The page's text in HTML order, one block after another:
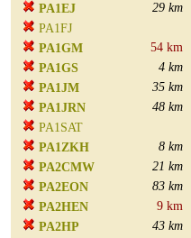
PA1EJ
29 km
PA1FJ
PA1GM
54 km
PA1GS
4 km
PA1JM
35 km
PA1JRN
48 km
PA1SAT
PA1ZKH
8 km
PA2CMW
21 km
PA2EON
83 km
PA2HEN
9 km
PA2HP
43 km